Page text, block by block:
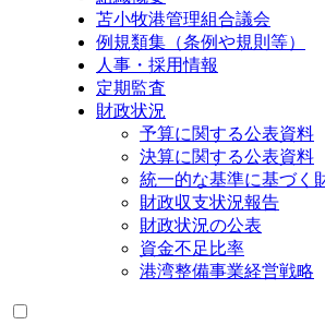
苫小牧港管理組合議会
例規類集（条例や規則等）
人事・採用情報
定期監査
財政状況
予算に関する公表資料
決算に関する公表資料
統一的な基準に基づく
財政収支状況報告
財政状況の公表
資金不足比率
港湾整備事業経営戦略